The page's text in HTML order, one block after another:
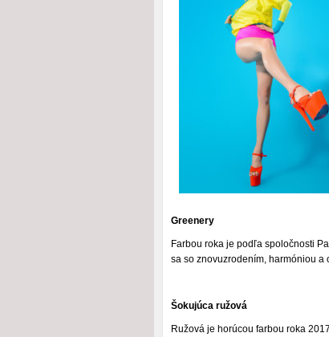
Greenery
Farbou roka je podľa spoločnosti
sa so znovuzrodením, harmóniou a
Šokujúca ružová
Ružová je horúcou farbou roka